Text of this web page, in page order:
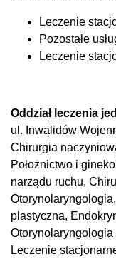
Leczenie
Pozostałe
Leczenie
Oddział leczenia
ul. Inwalidów
Chirurgia
Położnictwo i
narządu ruchu,
plastyczna,
Otorynolaryngologia
Leczenie